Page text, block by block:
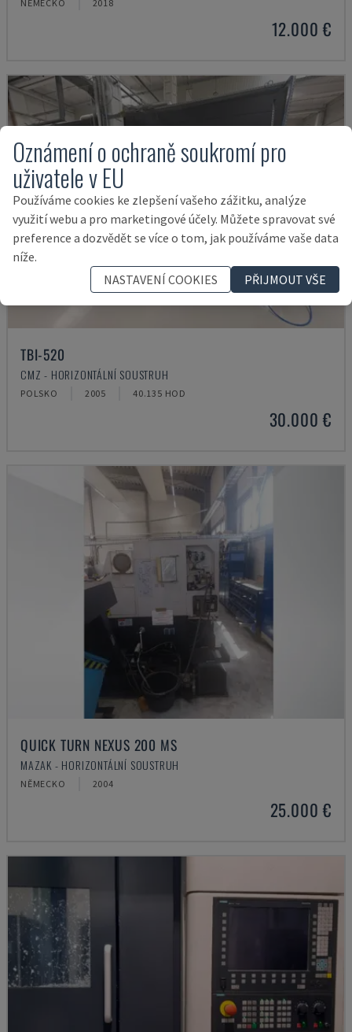
NĚMECKO 2018
12.000 €
TBI-520
CMZ - HORIZONTÁLNÍ SOUSTRUH
POLSKO 2005 40.135 HOD
30.000 €
QUICK TURN NEXUS 200 MS
MAZAK - HORIZONTÁLNÍ SOUSTRUH
NĚMECKO 2004
25.000 €
Oznámení o ochraně soukromí pro
uživatele v EU
Používáme cookies ke zlepšení vašeho zážitku, analýze
využití webu a pro marketingové účely. Můžete spravovat své
preference a dozvědět se více o tom, jak používáme vaše data
níže.
NASTAVENÍ COOKIES
PŘIJMOUT VŠE